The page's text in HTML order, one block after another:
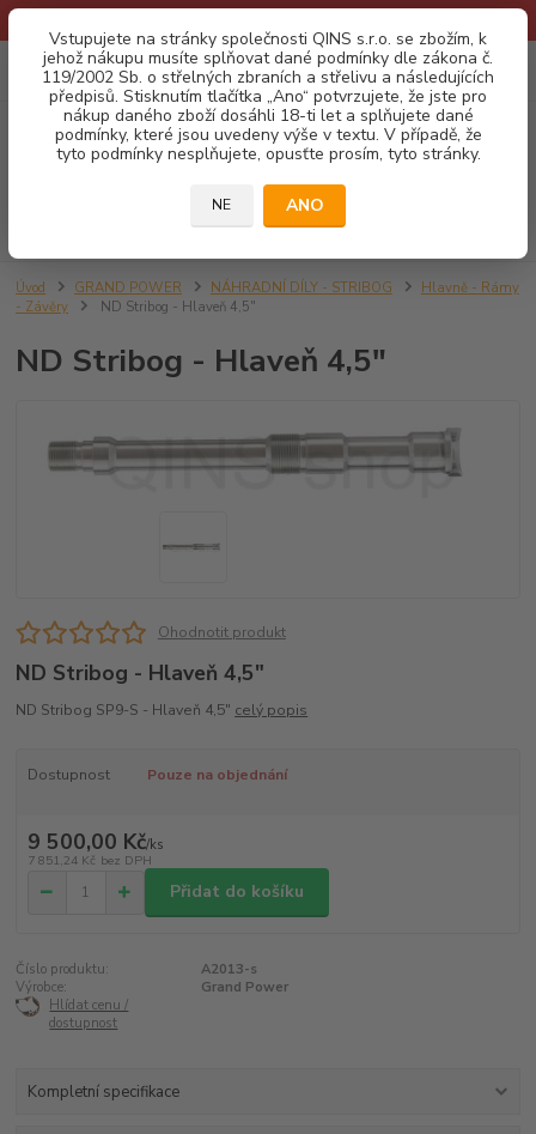
Vstupujete na stránky společnosti QINS s.r.o. se zbožím, k
jehož nákupu musíte splňovat dané podmínky dle zákona č.
119/2002 Sb. o střelných zbraních a střelivu a následujících
předpisů. Stisknutím tlačítka „Ano“ potvrzujete, že jste pro
nákup daného zboží dosáhli 18-ti let a splňujete dané
podmínky, které jsou uvedeny výše v textu. V případě, že
tyto podmínky nesplňujete, opusťte prosím, tyto stránky.
NE ANO
Menu
CZK 0
za0,00 Kč
Úvod GRAND POWER NÁHRADNÍ DÍLY - STRIBOG
Hlavně - Rámy
- Závěry
ND Stribog - Hlaveň 4,5"
ND Stribog - Hlaveň 4,5"
Ohodnotit produkt
ND Stribog - Hlaveň 4,5"
ND Stribog SP9-S - Hlaveň 4,5" celý popis
Dostupnost Pouze na objednání
9 500,00 Kč/ks
7 851,24 Kč bez DPH
Přidat do košíku
Číslo produktu:
A2013-s
Výrobce:
Grand Power
Hlídat cenu /
dostupnost
Kompletní specifikace